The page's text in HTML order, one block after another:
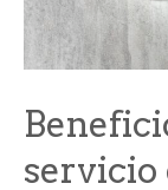
servicio